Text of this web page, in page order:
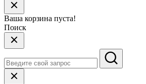
Ваша корзина пуста!
Поиск